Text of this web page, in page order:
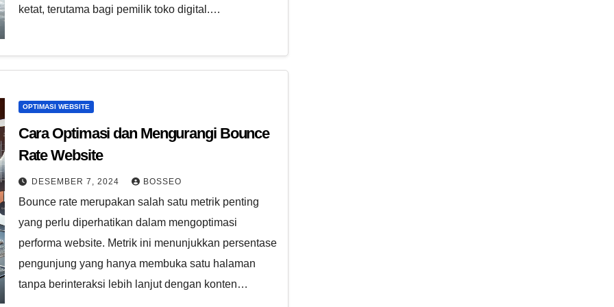
ketat, terutama bagi pemilik toko digital.…
OPTIMASI WEBSITE
Cara Optimasi dan Mengurangi Bounce
Rate Website
DESEMBER 7, 2024 BOSSEO
Bounce rate merupakan salah satu metrik penting
yang perlu diperhatikan dalam mengoptimasi
performa website. Metrik ini menunjukkan persentase
pengunjung yang hanya membuka satu halaman
tanpa berinteraksi lebih lanjut dengan konten…